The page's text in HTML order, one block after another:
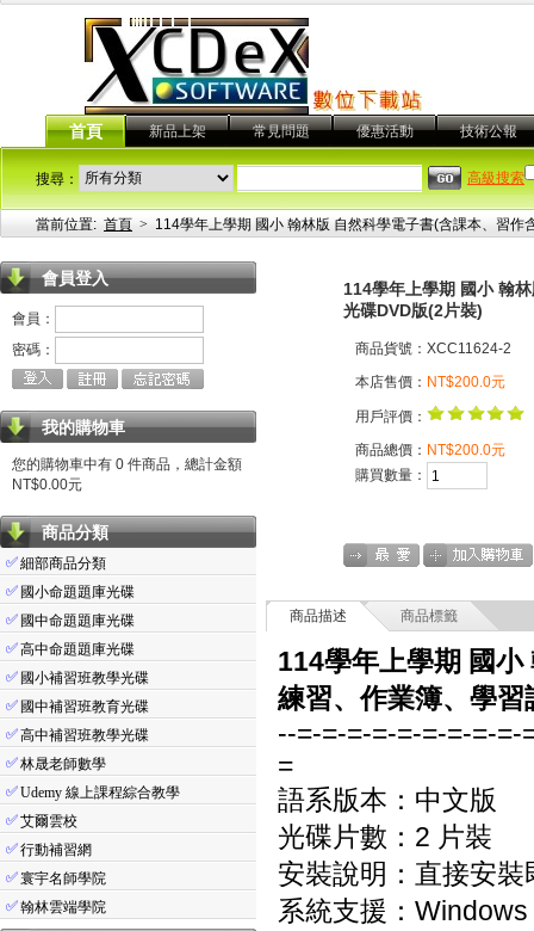
首頁 新品上架 常見問題 優惠活動 技術公報
搜尋： 高級搜索
當前位置: 首頁 > 114學年上學期 國小 翰林版 自然科學電子書(含課本、習
會員登入
會員：
密碼：
我的購物車
您的購物車中有 0 件商品，總計金額
NT$0.00元
商品分類
✅細部商品分類
✅ 國小命題題庫光碟
✅ 國中命題題庫光碟
✅高中命題題庫光碟
✅ 國小補習班教學光碟
✅ 國中補習班教育光碟
✅高中補習班教學光碟
✅林晟老師數學
✅Udemy 線上課程綜合教學
✅艾爾雲校
✅行動補習網
✅寰宇名師學院
✅翰林雲端學院
114學年上學期 國小 翰
光碟DVD版(2片裝)
商品貨號：XCC11624-2
本店售價： NT$200.0元
用戶評價：
商品總價： NT$200.0元
購買數量：
商品描述 商品標籤
114學年上學期 國
練習、作業簿、學
--=-=-=-=-=-=-=-=-=-
=
語系版本：中文版
光碟片數：2 片裝
安裝說明：直接安裝
系統支援：